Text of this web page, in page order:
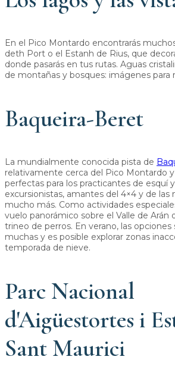
En el Pico Montardo encontrarás
deth Port o el Estanh de Rius, que
donde pasarás en tus rutas. Aguas
de montañas y bosques: imágenes para
Baqueira-Beret
La mundialmente conocida pista de
relativamente cerca del Pico Montardo
perfectas para los practicantes de esquí
excursionistas, amantes del 4×4 y de las
mucho más. Como actividades
vuelo panorámico sobre el Valle de Arán
trineo de perros. En verano, las opciones
muchas y es posible explorar zonas
temporada de nieve.
Parc Nacional
d'Aigüestortes i
Sant Maurici